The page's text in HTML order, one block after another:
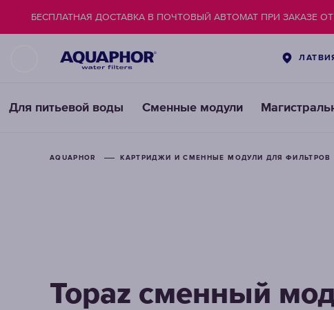
Для питьевой воды Сменные модули
БЕСПЛАТНАЯ ДОСТАВКА В ПОЧТОВЫЙ АВТОМАТ ПРИ ЗАКАЗЕ ОТ
AQUAPHOR КАРТРИДЖИ И СМЕННЫЕ МОДУЛИ ДЛЯ ФИЛЬТРОВ
Topaz cменный
AQUAPHOR КАРТРИДЖИ И СМЕННЫЕ МОДУЛИ ДЛЯ ФИЛЬТРОВ
Topaz cменный